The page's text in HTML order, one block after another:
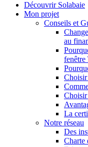
Découvrir Solabaie
Mon projet
Conseils et
au
fenêtre
Choisir
Choisir
La
Notre réseau
Des
Charte